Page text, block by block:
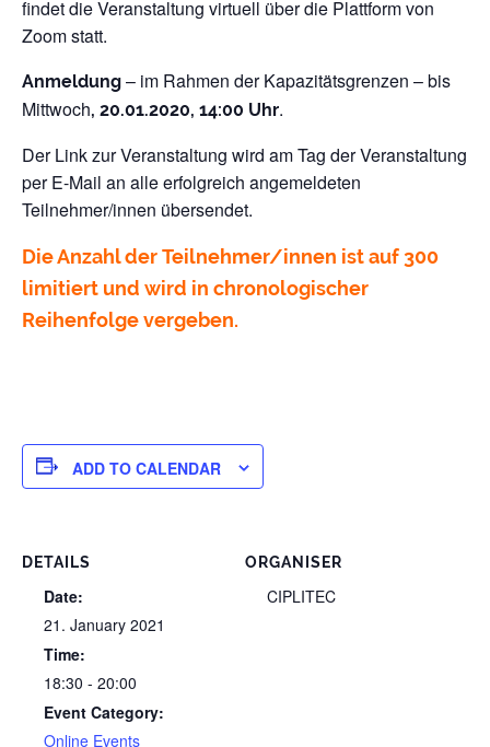
findet die Veranstaltung virtuell über die Plattform von
Zoom statt.
Anmeldung – im Rahmen der Kapazitätsgrenzen – bis
Mittwoch, 20.01.2020, 14:00 Uhr.
Der Link zur Veranstaltung wird am Tag der Veranstaltung
per E-Mail an alle erfolgreich angemeldeten
Teilnehmer/innen übersendet.
Die Anzahl der Teilnehmer/innen ist auf 300
limitiert und wird in chronologischer
Reihenfolge vergeben.
ADD TO CALENDAR
DETAILS
Date:
21. January 2021
Time:
18:30 - 20:00
Event Category:
Online Events
ORGANISER
CIPLITEC